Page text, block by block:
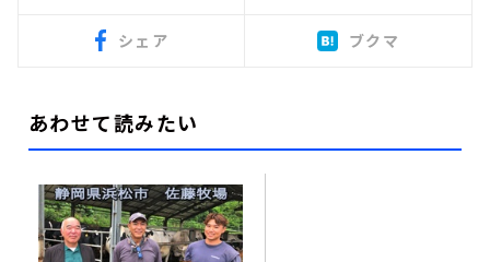
シェア ブクマ
あわせて読みたい